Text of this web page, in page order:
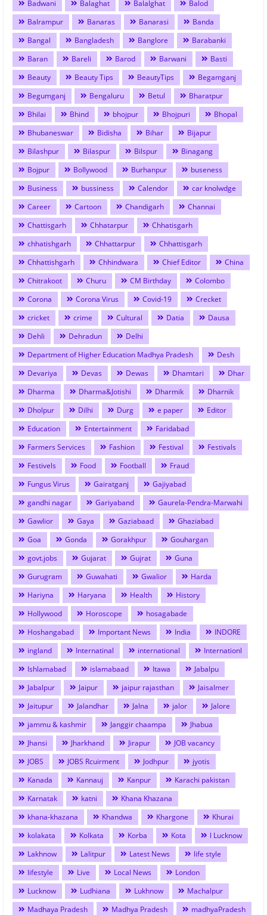
Badwani Balaghat Balalghat
Balod
Balrampur
Banaras Banarasi
Banda
Bangal
Bangladesh Banglore
Barabanki
Baran
Bareli Barod Barwani
Basti
Beauty
Beauty Tips BeautyTips
Begamganj
Begumganj
Bengaluru Betul
Bharatpur
Bhilai
Bhind bhojpur Bhojpuri
Bhopal
Bhubaneswar
Bidisha Bihar
Bijapur
Bilashpur
Bilaspur Bilspur
Binagang
Bojpur
Bollywood Burhanpur
buseness
Business
bussiness Calendor
car knolwdge
Career
Cartoon Chandigarh
Channai
Chattisgarh
Chhatarpur
Chhatisgarh
chhatishgarh
Chhattarpur
Chhattisgarh
Chhattishgarh
Chhindwara Chief Editor
China
Chitrakoot
Churu CM Birthday
Colombo
Corona
Corona Virus Covid-19
Crecket
cricket
crime Cultural Datia
Dausa
Dehli
Dehradun
Delhi
Department of Higher Education Madhya Pradesh
Desh
Devariya
Devas Dewas Dhamtari
Dhar
Dharma
Dharma&Jotishi Dharmik
Dharnik
Dholpur
Dilhi Durg e paper
Editor
Education
Entertainment
Faridabad
Farmers Services
Fashion Festival
Festivals
Festivels
Food Football
Fraud
Fungus Virus
Gairatganj
Gajiyabad
gandhi nagar
Gariyaband
Gaurela-Pendra-Marwahi
Gawlior
Gaya Gaziabaad
Ghaziabad
Goa
Gonda Gorakhpur
Gouhargan
govt.jobs
Gujarat Gujrat
Guna
Gurugram
Guwahati Gwalior
Harda
Hariyna
Haryana Health
History
Hollywood
Horoscope
hosagabade
Hoshangabad
Important News India
INDORE
ingland
Internatinal international
Internationl
Ishlamabad
islamabaad Itawa
Jabalpu
Jabalpur
Jaipur jaipur rajasthan
Jaisalmer
Jaitupur
Jalandhar Jalna jalor
Jalore
jammu & kashmir
Janggir chaampa
Jhabua
Jhansi
Jharkhand Jirapur
JOB vacancy
JOBS
JOBS Rcuirment Jodhpur
jyotis
Kanada
Kannauj Kanpur
Karachi pakistan
Karnatak
katni
Khana Khazana
khana-khazana
Khandwa Khargone
Khurai
kolakata
Kolkata Korba Kota
l Lucknow
Lakhnow
Lalitpur Latest News
life style
lifestyle
Live Local News
London
Lucknow
Ludhiana Lukhnow
Machalpur
Madhaya Pradesh
Madhya Pradesh
madhyaPradesh